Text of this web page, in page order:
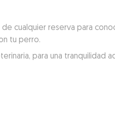
cualquier reserva para
tu perro.
para una tranquilidad